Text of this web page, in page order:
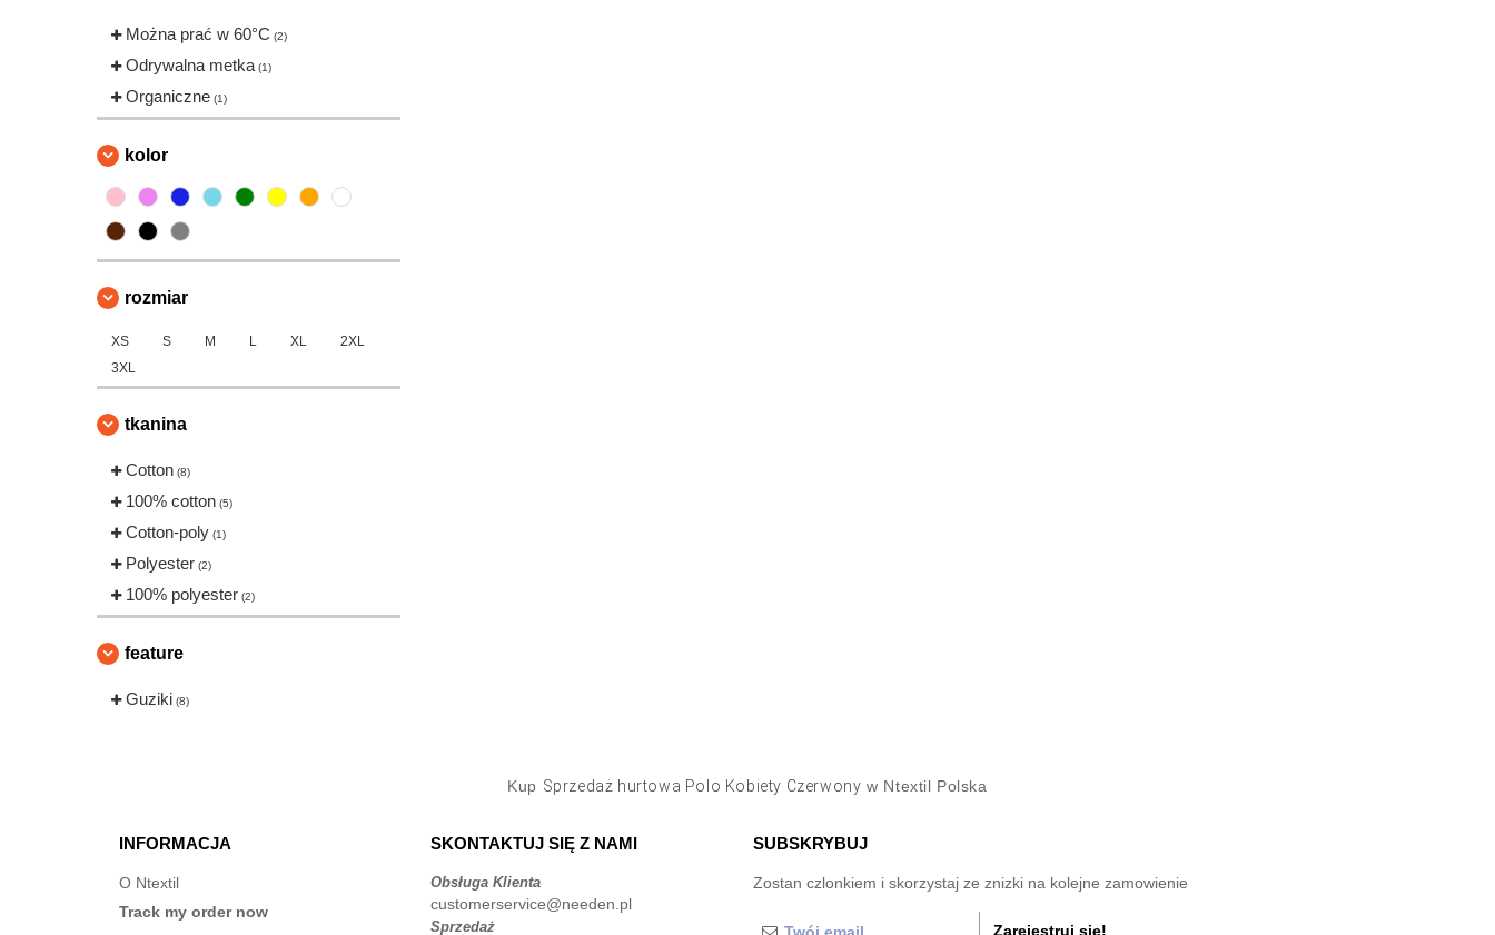
Można prać w 60°C (2)
Odrywalna metka (1)
Organiczne (1)
kolor
rozmiar
XS S M L XL
2XL
3XL
tkanina
Cotton (8)
100% cotton (5)
Cotton-poly (1)
Polyester (2)
100% polyester (2)
feature
Guziki (8)
Kup Sprzedaż hurtowa Polo Kobiety Czerwony w Ntextil Polska
INFORMACJA
O Ntextil
Track my order now
SKONTAKTUJ SIĘ Z NAMI
Obsługa Klienta
customerservice@needen.pl
Sprzedaż
SUBSKRYBUJ
Zostan czlonkiem i skorzystaj ze znizki na kolejne zamowienie
Zarejestruj się!